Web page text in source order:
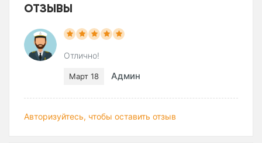
ОТЗЫВЫ
Отлично!
Март 18 Админ
Авторизуйтесь, чтобы оставить отзыв